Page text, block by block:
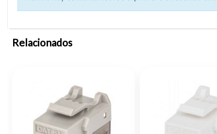
Relacionados